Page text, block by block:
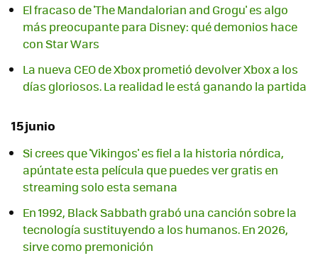
El fracaso de 'The Mandalorian and Grogu' es algo
más preocupante para Disney: qué demonios hace
con Star Wars
La nueva CEO de Xbox prometió devolver Xbox a los
días gloriosos. La realidad le está ganando la partida
15 junio
Si crees que 'Vikingos' es fiel a la historia nórdica,
apúntate esta película que puedes ver gratis en
streaming solo esta semana
En 1992, Black Sabbath grabó una canción sobre la
tecnología sustituyendo a los humanos. En 2026,
sirve como premonición